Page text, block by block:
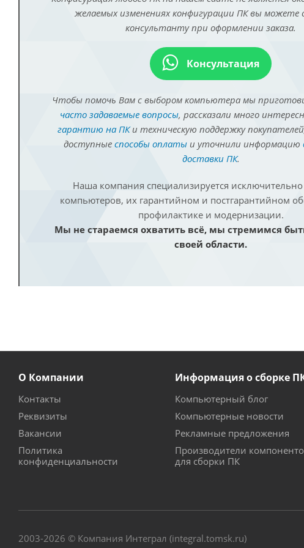
желаемых изменениях конфигурации ПК вы можете
консультанту при оформлении заказа.
Консультация
Чтобы помочь Вам с выбором компьютера мы
часто задаваемые вопросы, рассказали много
гарантию на ПКи техническую поддержку
доступные способы оплатыи уточнили информацию
доставки ПК.
Наша компания специализируется исключительно
компьютеров, их гарантийном и постгарантийном
профилактике и модернизации.
Мы не стараемся охватить всё, мы стремимся
своей области.
О Компании
Контакты
Реквизиты
Вакансии
Политика
конфиденциальности
Информация о сборке
Компьютерный блог
Компьютерные новости
Рекламные предложения
Производители
для сборки ПК
2003-2026 © Компания Интеграл (integral.tomsk.ru)